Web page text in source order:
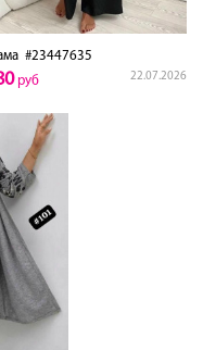
#23447635
22.07.2026
руб